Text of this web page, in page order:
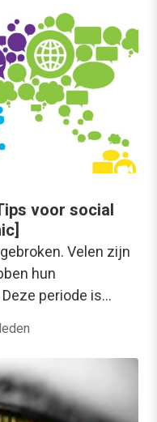
voor social
Velen zijn
hun
periode is…